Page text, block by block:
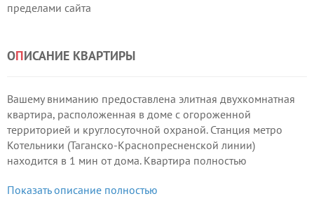
пределами сайта
ОПИСАНИЕ КВАРТИРЫ
Вашему вниманию предоставлена элитная двухкомнатная
квартира, расположенная в доме с огороженной
территорией и круглосуточной охраной. Станция метро
Котельники (Таганско-Краснопресненской линии)
находится в 1 мин от дома. Квартира полностью
современной техникой для комфортного проживания и
Показать описание полностью